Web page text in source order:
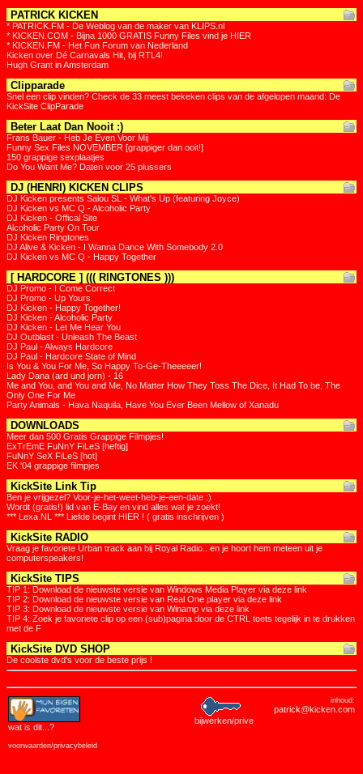
PATRICK KICKEN
* PATRICK.FM - De Weblog van de maker van KLIPS.nl
* KICKEN.COM - Bijna 1000 GRATIS Funny Files vind je HIER
* KICKEN.FM - Het Fun Forum van Nederland
Kicken over Dé Carnavals Hit, bij RTL4!
Hugh Grant in Amsterdam
Clipparade
Snel een clip vinden? Check de 33 meest bekeken clips van de afgelopen maand: De
KickSite ClipParade
Beter Laat Dan Nooit :)
Frans Bauer - Heb Je Even Voor Mij
Funny Sex Files NOVEMBER [grappiger dan ooit!]
150 grappige sexplaatjes
Do You Want Me? Daten voor 25 plussers
DJ (HENRI) KICKEN CLIPS
DJ Kicken presents Salou SL - What's Up (featuring Joyce)
DJ Kicken vs MC Q - Alcoholic Party
DJ Kicken - Offical Site
Alcoholic Party On Tour
DJ Kicken Ringtones
DJ Alive & Kicken - I Wanna Dance With Somebody 2.0
DJ Kicken vs MC Q - Happy Together
[ HARDCORE ] ((( RINGTONES )))
DJ Promo - I Come Correct
DJ Promo - Up Yours
DJ Kicken - Happy Together!
DJ Kicken - Alcoholic Party
DJ Kicken - Let Me Hear You
DJ Outblast - Unleash The Beast
DJ Paul - Always Hardcore
DJ Paul - Hardcore State of Mind
Is You & You For Me, So Happy To-Ge-Theeeeer!
Lady Dana (ard und jorn) - 16
Me and You, and You and Me, No Matter How They Toss The Dice, It Had To be, The
Only One For Me
Party Animals - Hava Naquila, Have You Ever Been Mellow of Xanadu
DOWNLOADS
Meer dan 500 Gratis Grappige Filmpjes!
ExTrEmE FuNnY FiLeS [heftig]
FuNnY SeX FiLeS [hot]
EK '04 grappige filmpjes
KickSite Link Tip
Ben je vrijgezel? Voor-je-het-weet-heb-je-een-date :)
Wordt (gratis!) lid van E-Bay en vind alles wat je zoekt!
*** Lexa.NL *** Liefde begint HIER ! ( gratis inschrijven )
KickSite RADIO
Vraag je favoriete Urban track aan bij Royal Radio.. en je hoort hem meteen uit je
computerspeakers!
KickSite TIPS
TIP 1: Download de nieuwste versie van Windows Media Player via deze link
TIP 2: Download de nieuwste versie van Real One player via deze link
TIP 3: Download de nieuwste versie van Winamp via deze link
TIP 4: Zoek je favoriete clip op een (sub)pagina door de CTRL toets tegelijk in te drukken
met de F
KickSite DVD SHOP
De coolste dvd's voor de beste prijs !
wat is dit ...?
voorwaarden/privacybeleid
bijwerken/prive
inhoud:
patrick@kicken.com